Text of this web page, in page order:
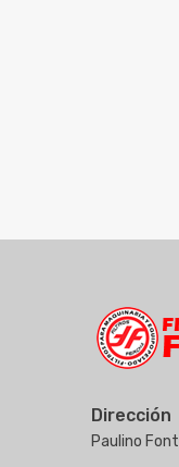
Dirección
Paulino